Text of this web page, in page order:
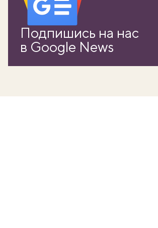
Подпишись на нас
в Google News